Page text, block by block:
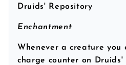
Druids' Repository
Enchantment
Whenever a creature you
charge counter on Druids'